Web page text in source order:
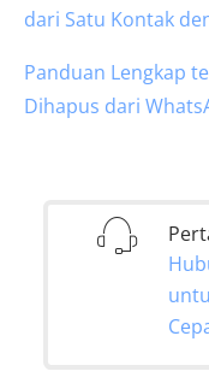
dari Satu Kontak
Panduan Lengkap
Dihapus dari